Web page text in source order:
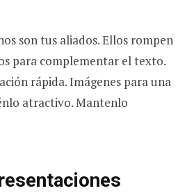
son tus aliados. Ellos rompen
para complementar el texto.
rápida. Imágenes para una
atractivo. Mantenlo